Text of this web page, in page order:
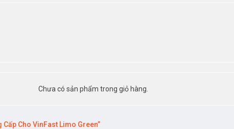
Chưa có sản phẩm trong giỏ hàng.
Cho VinFast Limo Green”